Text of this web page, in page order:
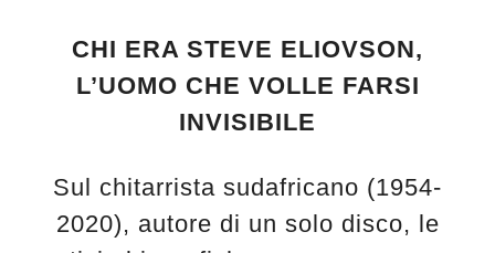
CHI ERA STEVE ELIOVSON,
L’UOMO CHE VOLLE FARSI
INVISIBILE
Sul chitarrista sudafricano (1954-
2020), autore di un solo disco, le